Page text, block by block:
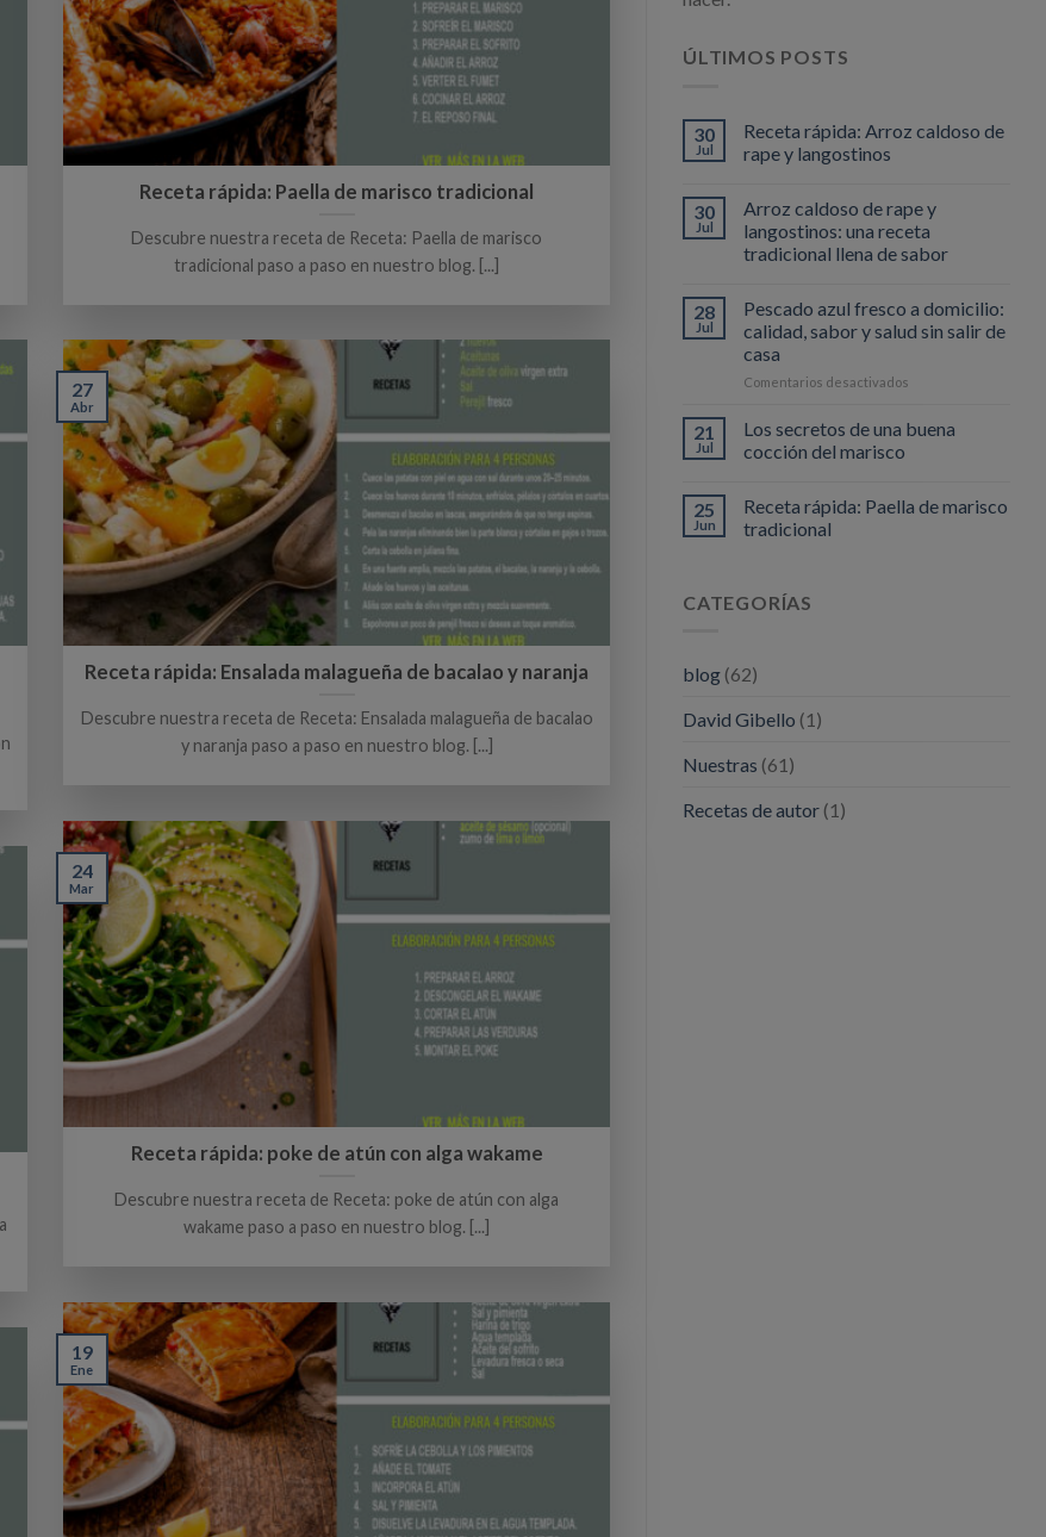
Receta rápida: Paella de marisco tradicional
Descubre nuestra receta de Receta: Paella de marisco
tradicional paso a paso en nuestro blog. [...]
Receta rápida: Ensalada malagueña de bacalao y naranja
Descubre nuestra receta de Receta: Ensalada malagueña de bacalao
y naranja paso a paso en nuestro blog. [...]
27
Abr
Receta rápida: poke de atún con alga wakame
Descubre nuestra receta de Receta: poke de atún con alga
wakame paso a paso en nuestro blog. [...]
24
Mar
19
Ene
ÚLTIMOS POSTS
30
Jul
Receta rápida: Arroz caldoso de
rape y langostinos
30
Jul
Arroz caldoso de rape y
langostinos: una receta
tradicional llena de sabor
28
Jul
Pescado azul fresco a domicilio:
calidad, sabor y salud sin salir de
casa
Comentarios desactivados
azul
fresco
calidad,
21
Jul
Los secretos de una buena
cocción del marisco
25
Jun
Receta rápida: Paella de marisco
tradicional
CATEGORÍAS
blog (62)
David Gibello (1)
Nuestras (61)
Recetas de autor (1)